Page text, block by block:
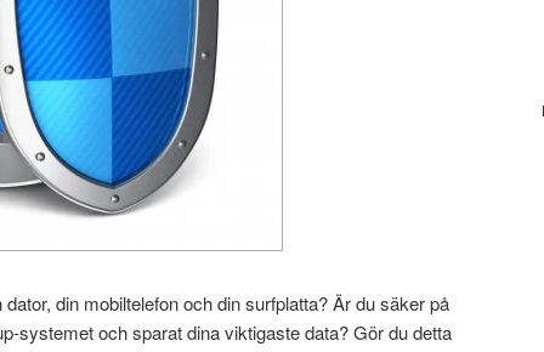
din mobiltelefon och din surfplatta? Är du säker på
systemet och sparat dina viktigaste data? Gör du detta